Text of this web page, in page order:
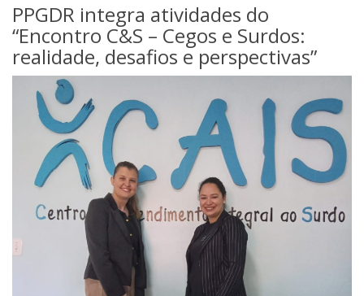
PPGDR integra atividades do
“Encontro C&S – Cegos e Surdos:
realidade, desafios e perspectivas”